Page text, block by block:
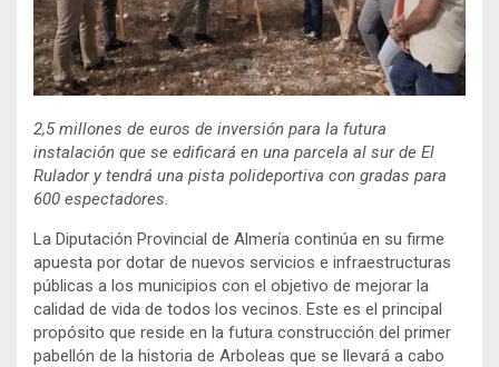
2,5 millones de euros de inversión para la futura
instalación que se edificará en una parcela al sur de El
Rulador y tendrá una pista polideportiva con gradas para
600 espectadores.
La Diputación Provincial de Almería continúa en su firme
apuesta por dotar de nuevos servicios e infraestructuras
públicas a los municipios con el objetivo de mejorar la
calidad de vida de todos los vecinos. Este es el principal
propósito que reside en la futura construcción del primer
pabellón de la historia de Arboleas que se llevará a cabo